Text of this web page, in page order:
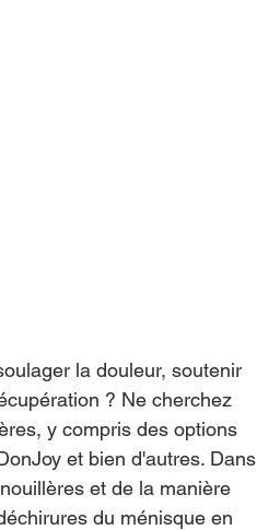
la douleur, soutenir
? Ne cherchez
y compris des options
et bien d'autres. Dans
et de la manière
du ménisque en